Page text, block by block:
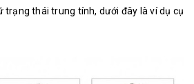
trạng thái trung tính, dưới đây là ví dụ cụ